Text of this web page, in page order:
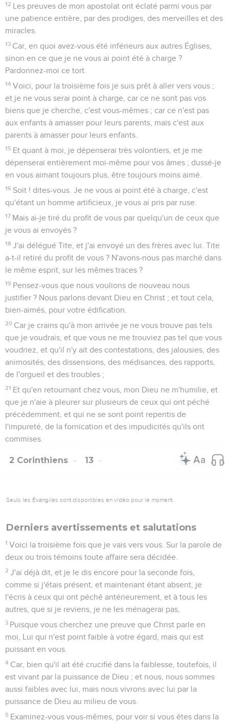
12 Les preuves de mon apostolat ont éclaté parmi vous par
une patience entière, par des prodiges, des merveilles et des
miracles.
13 Car, en quoi avez-vous été inférieurs aux autres Églises,
sinon en ce que je ne vous ai point été à charge ?
Pardonnez-moi ce tort.
14 Voici, pour la troisième fois je suis prêt à aller vers vous ;
et je ne vous serai point à charge, car ce ne sont pas vos
biens que je cherche, c'est vous-mêmes ; car ce n'est pas
aux enfants à amasser pour leurs parents, mais c'est aux
parents à amasser pour leurs enfants.
15 Et quant à moi, je dépenserai très volontiers, et je me
dépenserai entièrement moi-même pour vos âmes ; dussé-je
en vous aimant toujours plus, être toujours moins aimé.
16 Soit ! dites-vous. Je ne vous ai point été à charge, c'est
qu'étant un homme artificieux, je vous ai pris par ruse.
17 Mais ai-je tiré du profit de vous par quelqu'un de ceux que
je vous ai envoyés ?
18 J'ai délégué Tite, et j'ai envoyé un des frères avec lui. Tite
a-t-il retiré du profit de vous ? N'avons-nous pas marché dans
le même esprit, sur les mêmes traces ?
19 Pensez-vous que nous voulions de nouveau nous
justifier ? Nous parlons devant Dieu en Christ ; et tout cela,
bien-aimés, pour votre édification.
20 Car je crains qu'à mon arrivée je ne vous trouve pas tels
que je voudrais, et que vous ne me trouviez pas tel que vous
voudriez, et qu'il n'y ait des contestations, des jalousies, des
animosités, des dissensions, des médisances, des rapports,
de l'orgueil et des troubles ;
21 Et qu'en retournant chez vous, mon Dieu ne m'humilie, et
que je n'aie à pleurer sur plusieurs de ceux qui ont péché
précédemment, et qui ne se sont point repentis de
l'impureté, de la fornication et des impudicités qu'ils ont
commises.
2 Corinthiens 13
Seuls les Évangiles sont disponibles en vidéo pour le moment.
Derniers avertissements et salutations
1 Voici la troisième fois que je vais vers vous. Sur la parole de
deux ou trois témoins toute affaire sera décidée.
2 J'ai déjà dit, et je le dis encore pour la seconde fois,
comme si j'étais présent, et maintenant étant absent, je
l'écris à ceux qui ont péché antérieurement, et à tous les
autres, que si je reviens, je ne les ménagerai pas,
3 Puisque vous cherchez une preuve que Christ parle en
moi, Lui qui n'est point faible à votre égard, mais qui est
puissant en vous.
4 Car, bien qu'il ait été crucifié dans la faiblesse, toutefois, il
est vivant par la puissance de Dieu ; et nous, nous sommes
aussi faibles avec lui, mais nous vivrons avec lui par la
puissance de Dieu au milieu de vous.
5 Examinez-vous vous-mêmes, pour voir si vous êtes dans la